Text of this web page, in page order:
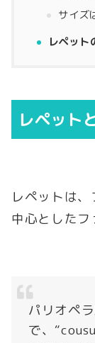
サイズ
レペット
レペット
レペットは
中心としたフ
パリオペ
で、